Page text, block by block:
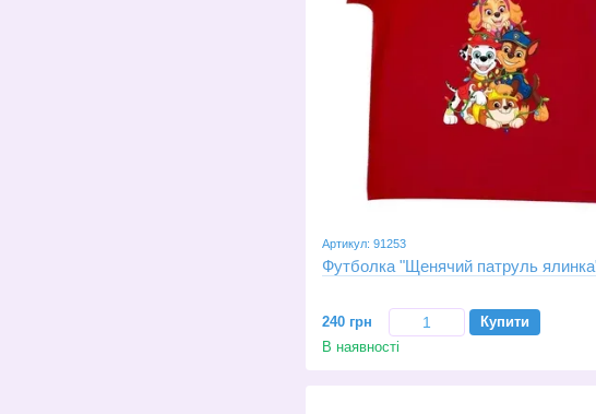
Артикул: 91253
Футболка "Щенячий патруль
240 грн
Купити
В наявності